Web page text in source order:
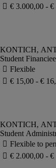
Student
Student